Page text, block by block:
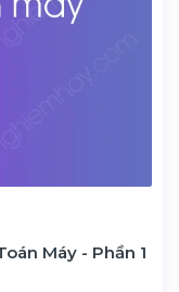
Máy - Phần 1